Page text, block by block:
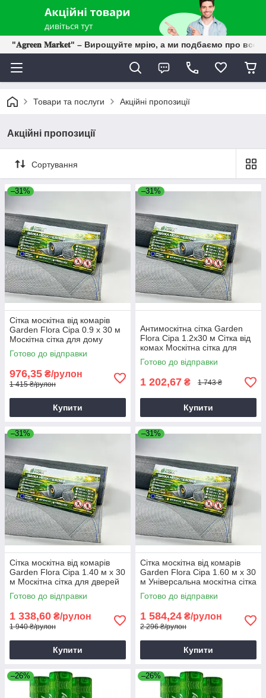
"𝐀𝐠𝐫𝐞𝐞𝐧 𝐌𝐚𝐫𝐤𝐞𝐭" – Вирощуйте мрію, а ми подбаємо про все
Товари та послуги Акційні пропозиції
Акційні пропозиції
Сортування
–31%
Сітка москітна від комарів
Garden Flora Сіра 0.9 х 30 м
Москітна сітка для дому
Міцна сітка від комарів
Готово до відправки
976,35 ₴/рулон
1 415 ₴/рулон
Купити
–31%
Антимоскітна сітка Garden
Flora Сіра 1.2x30 м Сітка від
комах Москітна сітка для
теплиці
Готово до відправки
1 202,67 ₴ 1 743 ₴
Купити
–31%
Сітка москітна від комарів
Garden Flora Сіра 1.40 м х 30
м Москітна сітка для дверей
Готово до відправки
1 338,60 ₴/рулон
1 940 ₴/рулон
Купити
–31%
Сітка москітна від комарів
Garden Flora Сіра 1.60 м х 30
м Універсальна москітна сітка
Готово до відправки
1 584,24 ₴/рулон
2 296 ₴/рулон
Купити
–26% –26%